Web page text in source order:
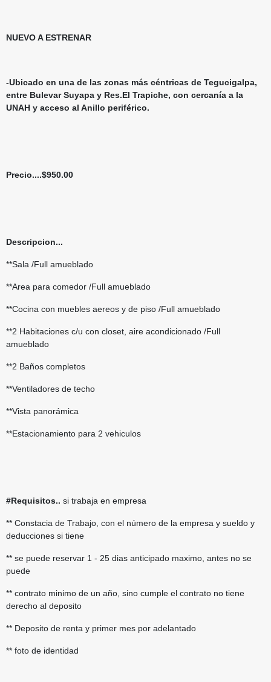
NUEVO A ESTRENAR
-Ubicado en una de las zonas más céntricas de Tegucigalpa,
entre Bulevar Suyapa y Res.El Trapiche, con cercanía a la
UNAH y acceso al Anillo periférico.
Precio....$950.00
Descripcion...
**Sala /Full amueblado
**Area para comedor /Full amueblado
**Cocina con muebles aereos y de piso /Full amueblado
**2 Habitaciones c/u con closet, aire acondicionado /Full
amueblado
**2 Baños completos
**Ventiladores de techo
**Vista panorámica
**Estacionamiento para 2 vehiculos
#Requisitos.. si trabaja en empresa
** Constacia de Trabajo, con el número de la empresa y sueldo y
deducciones si tiene
** se puede reservar 1 - 25 dias anticipado maximo, antes no se
puede
** contrato minimo de un año, sino cumple el contrato no tiene
derecho al deposito
** Deposito de renta y primer mes por adelantado
** foto de identidad